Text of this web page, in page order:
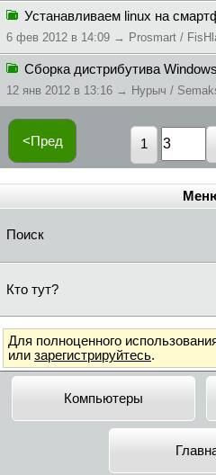
Устанавливаем linux на
6 фев 2012 в 14:09 → Prosmart /
Сборка дистрибутива Windows
12 янв 2012 в 13:16 → Нурыч /
<Пред 1
Поиск
Кто тут?
Для полноценного
или зарегистрируйтесь.
Компьютеры